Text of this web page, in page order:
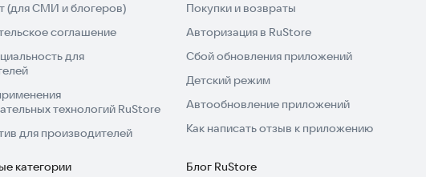
(для СМИ и блогеров)
соглашение
для
технологий RuStore
для производителей
Покупки и возвраты
Авторизация в RuStore
Сбой обновления приложений
Детский режим
Автообновление приложений
Как написать отзыв к приложению
категории Блог RuStore